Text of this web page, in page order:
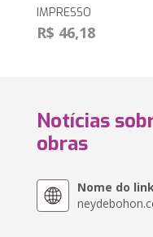
IMPRESSO
R$ 46,18
Notícias
obras
Nome do